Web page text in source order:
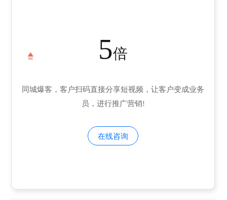
5倍
同城爆客，客户扫码直接分享短视频，让客户变成业务
员，进行推广营销!
在线咨询